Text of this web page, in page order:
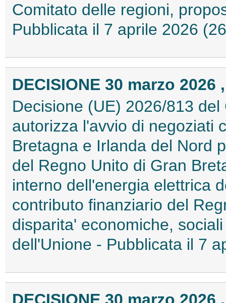
Comitato delle regioni,
Pubblicata il 7 aprile 2026
DECISIONE 30 marzo 2026
Decisione (UE) 2026/813
autorizza l'avvio di negoziati
Bretagna e Irlanda del Nord
del Regno Unito di Gran
interno dell'energia elettrica
contributo finanziario del
disparita' economiche,
dell'Unione - Pubblicata il 7